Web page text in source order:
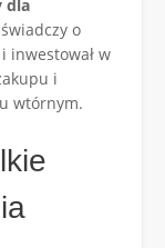
dla
o
inwestował w
i
wtórnym.